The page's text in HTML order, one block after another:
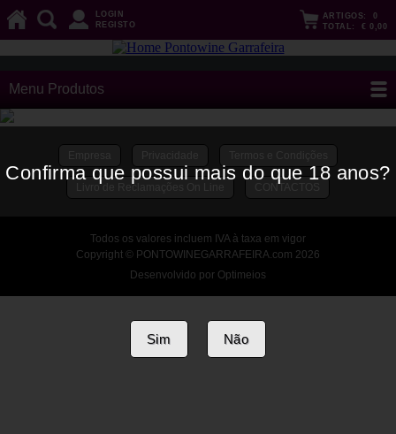
Confirma que possui mais do que 18 anos?
Sim Não
LOGIN
REGISTO
ARTIGOS: 0
TOTAL: € 0,00
Menu Produtos
Livro de Reclamações On Line CONTACTOS
Todos os valores incluem IVA à taxa em vigor
Copyright © PONTOWINEGARRAFEIRA.com 2026
Desenvolvido por Optimeios